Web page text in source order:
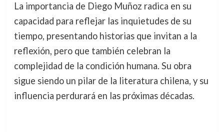
La importancia de Diego Muñoz radica en su
capacidad para reflejar las inquietudes de su
tiempo, presentando historias que invitan a la
reflexión, pero que también celebran la
complejidad de la condición humana. Su obra
sigue siendo un pilar de la literatura chilena, y su
influencia perdurará en las próximas décadas.